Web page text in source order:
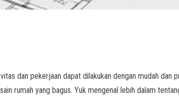
dan pekerjaan dapat dilakukan dengan mudah dan
rumah yang bagus. Yuk mengenal lebih dalam